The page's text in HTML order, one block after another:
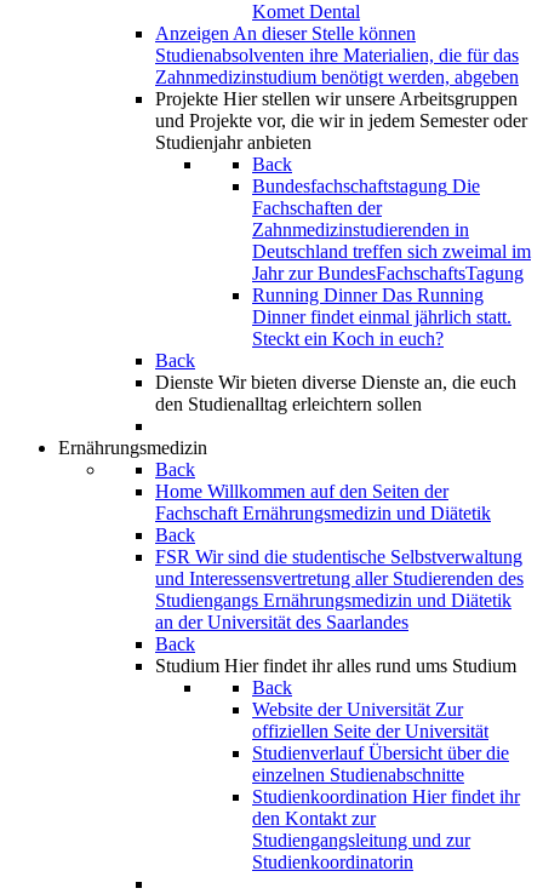
Komet Dental
AnzeigenAn dieser Stelle können
Studienabsolventen ihre Materialien, die für das
Zahnmedizinstudium benötigt werden, abgeben
Projekte Hier stellen wir unsere Arbeitsgruppen
und Projekte vor, die wir in jedem Semester oder
Studienjahr anbieten
Back
Bundesfachschaftstagung Die
Fachschaften der
Zahnmedizinstudierenden in
Deutschland treffen sich zweimal im
Jahr zur BundesFachschaftsTagung
Running Dinner Das Running
Dinner findet einmal jährlich statt.
Steckt ein Koch in euch?
Back
Dienste Wir bieten diverse Dienste an, die euch
den Studienalltag erleichtern sollen
Ernährungsmedizin
Back
Home Willkommen auf den Seiten der
Fachschaft Ernährungsmedizin und Diätetik
Back
FSR Wir sind die studentische Selbstverwaltung
und Interessensvertretung aller Studierenden des
Studiengangs Ernährungsmedizin und Diätetik
an der Universität des Saarlandes
Back
Studium Hier findet ihr alles rund ums Studium
Back
Website der Universität Zur
offiziellen Seite der Universität
Studienverlauf Übersicht über die
einzelnen Studienabschnitte
Studienkoordination Hier findet ihr
den Kontakt zur
Studiengangsleitung und zur
Studienkoordinatorin